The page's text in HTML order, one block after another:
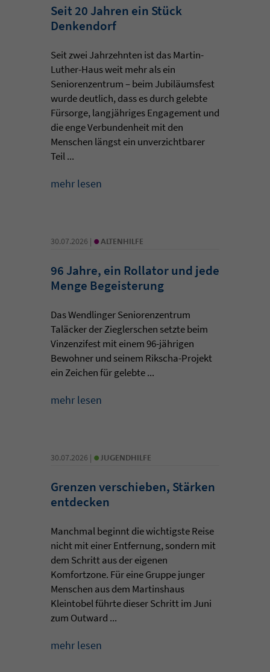
Seit 20 Jahren ein Stück
Denkendorf
Seit zwei Jahrzehnten ist das Martin-
Luther-Haus weit mehr als ein
Seniorenzentrum – beim Jubiläumsfest
wurde deutlich, dass es durch gelebte
Fürsorge, langjähriges Engagement und
die enge Verbundenheit mit den
Menschen längst ein unverzichtbarer
Teil ...
mehr lesen
30.07.2026 | •ALTENHILFE
96 Jahre, ein Rollator und jede
Menge Begeisterung
Das Wendlinger Seniorenzentrum
Taläcker der Zieglerschen setzte beim
Vinzenzifest mit einem 96-jährigen
Bewohner und seinem Rikscha-Projekt
ein Zeichen für gelebte ...
mehr lesen
30.07.2026 | •JUGENDHILFE
Grenzen verschieben, Stärken
entdecken
Manchmal beginnt die wichtigste Reise
nicht mit einer Entfernung, sondern mit
dem Schritt aus der eigenen
Komfortzone. Für eine Gruppe junger
Menschen aus dem Martinshaus
Kleintobel führte dieser Schritt im Juni
zum Outward ...
mehr lesen